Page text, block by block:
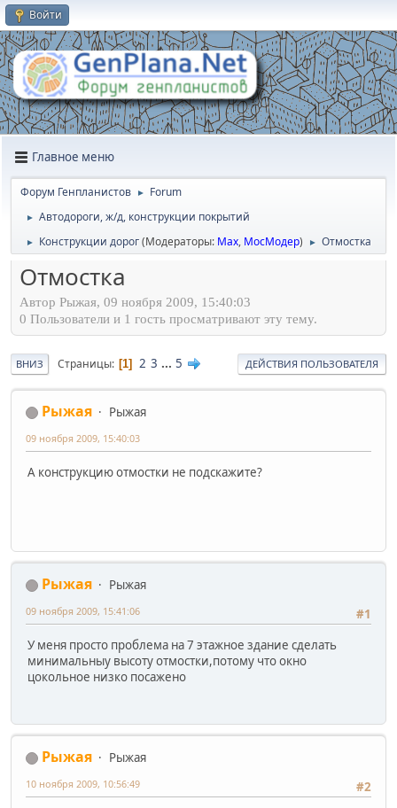
Войти
Главное меню
Форум Генпланистов ► Forum
► Автодороги, ж/д, конструкции покрытий
► Конструкции дорог(Модераторы: Max, МосМодер) ► Отмостка
Отмостка
Автор Рыжая, 09 ноября 2009, 15:40:03
0 Пользователи и 1 гость просматривают эту тему.
ВНИЗ Страницы 1 2 3 ... 5 ДЕЙСТВИЯ ПОЛЬЗОВАТЕЛЯ
Рыжая Рыжая
09 ноября 2009, 15:40:03
А конструкцию отмостки не подскажите?
Рыжая
Рыжая
#1
09 ноября 2009, 15:41:06
У меня просто проблема на 7 этажное здание сделать
минимальныу высоту отмостки,потому что окно
цокольное низко посажено
Рыжая
Рыжая
#2
10 ноября 2009, 10:56:49